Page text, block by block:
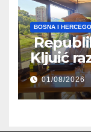
BOSNA I
Kljuić
01/08/2026